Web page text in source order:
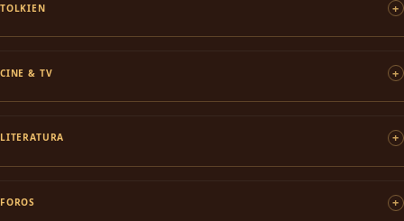
TOLKIEN
CINE & TV
LITERATURA
FOROS